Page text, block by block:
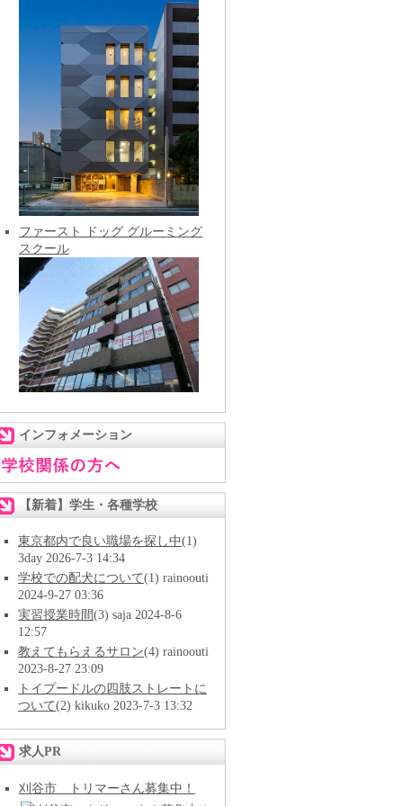
ファースト ドッグ グルーミング
スクール
インフォメーション
【新着】学生・各種学校
東京都内で良い職場を探し中(1)
3day 2026-7-3 14:34
学校での配犬について(1) rainoouti
2024-9-27 03:36
実習授業時間(3) saja 2024-8-6
12:57
教えてもらえるサロン(4) rainoouti
2023-8-27 23:09
トイプードルの四肢ストレートに
ついて(2) kikuko 2023-7-3 13:32
求人PR
刈谷市 トリマーさん募集中！